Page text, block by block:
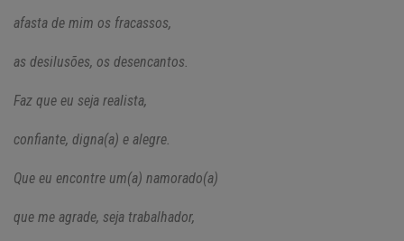
afasta de mim os fracassos,
as desilusões, os desencantos.
Faz que eu seja realista,
confiante, digna(a) e alegre.
Que eu encontre um(a) namorado(a)
que me agrade, seja trabalhador,